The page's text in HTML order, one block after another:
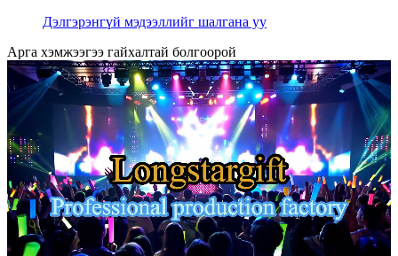
Дэлгэрэнгүй мэдээллийг шалгана уу
Арга хэмжээгээ гайхалтай болгоорой